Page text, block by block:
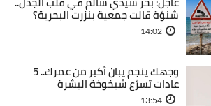
شنوّة قالت جمعية بنزرت البحرية؟
14:02
وجهك ينجم يبان أكبر من عمرك.. 5
عادات تسرّع شيخوخة البشرة
13:54